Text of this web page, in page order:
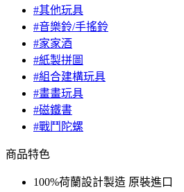
#其他玩具
#音樂鈴/手搖鈴
#家家酒
#紙製拼圖
#組合建構玩具
#畫畫玩具
#磁鐵書
#戰鬥陀螺
商品特色
100%荷蘭設計製造 原裝進口